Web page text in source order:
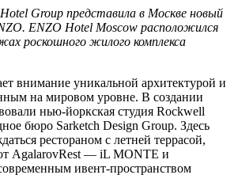
Group представила в Москве новый
ENZO Hotel Moscow расположился
роскошного жилого комплекса
внимание уникальной архитектурой и
на мировом уровне. В создании
нью‑йоркская студия Rockwell
бюро Sarketch Design Group. Здесь
рестораном с летней террасой,
AgalarovRest — iL MONTE и
ивент-пространством